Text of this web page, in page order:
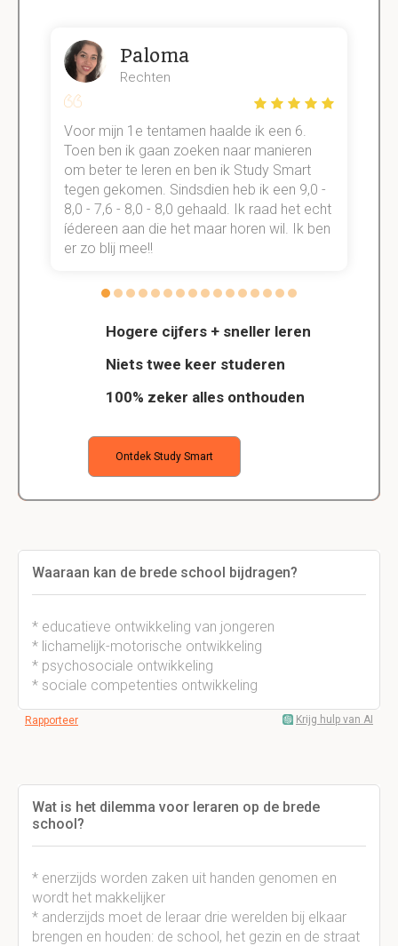
Hogere cijfers + sneller leren
Niets twee keer studeren
100% zeker alles onthouden
Ontdek Study Smart
Paloma
Rechten
Voor mijn 1e tentamen haalde ik een 6.
Toen ben ik gaan zoeken naar manieren
om beter te leren en ben ik Study Smart
tegen gekomen. Sindsdien heb ik een 9,0 -
8,0 - 7,6 - 8,0 - 8,0 gehaald. Ik raad het echt
íédereen aan die het maar horen wil. Ik ben
er zo blij mee!!
Waaraan kan de brede school bijdragen?
* educatieve ontwikkeling van jongeren
* lichamelijk-motorische ontwikkeling
* psychosociale ontwikkeling
* sociale competenties ontwikkeling
Rapporteer Krijg hulp van AI
Wat is het dilemma voor leraren op de brede
school?
* enerzijds worden zaken uit handen genomen en
wordt het makkelijker
* anderzijds moet de leraar drie werelden bij elkaar
brengen en houden: de school, het gezin en de straat